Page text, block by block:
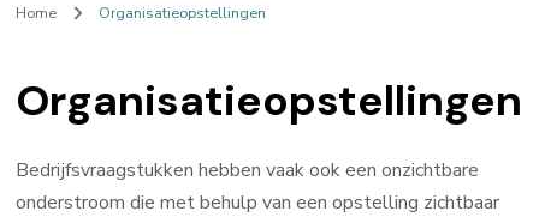
Home Organisatieopstellingen
Organisatieopstellingen
Bedrijfsvraagstukken hebben vaak ook een onzichtbare
onderstroom die met behulp van een opstelling zichtbaar